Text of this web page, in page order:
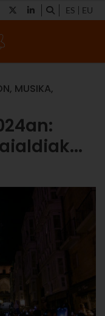
ES EU
MUSIKA,